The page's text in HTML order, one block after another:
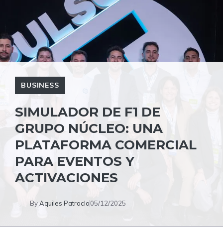
BUSINESS
SIMULADOR DE F1 DE
GRUPO NÚCLEO: UNA
PLATAFORMA COMERCIAL
PARA EVENTOS Y
ACTIVACIONES
ByAquiles Patroclo05/12/2025